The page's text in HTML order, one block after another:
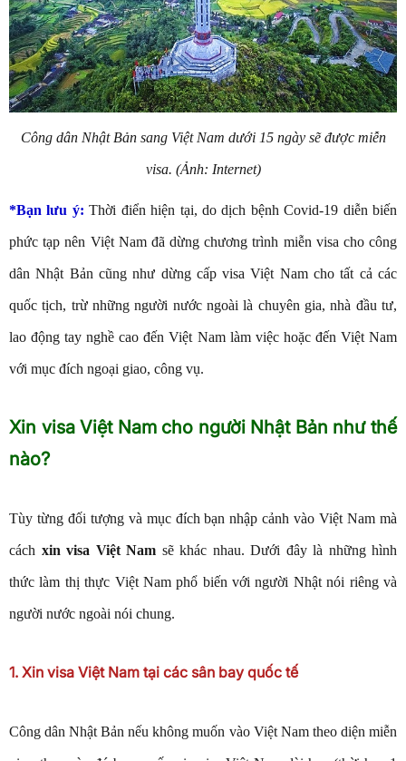
Công dân Nhật Bản sang Việt Nam dưới 15 ngày sẽ được miễn
visa. (Ảnh: Internet)
*Bạn lưu ý: Thời điển hiện tại, do dịch bệnh Covid-19 diễn biến
phức tạp nên Việt Nam đã dừng chương trình miễn visa cho công
dân Nhật Bản cũng như dừng cấp visa Việt Nam cho tất cả các
quốc tịch, trừ những người nước ngoài là chuyên gia, nhà đầu tư,
lao động tay nghề cao đến Việt Nam làm việc hoặc đến Việt Nam
với mục đích ngoại giao, công vụ.
Xin visa Việt Nam cho người Nhật Bản như thế
nào?
Tùy từng đối tượng và mục đích bạn nhập cảnh vào Việt Nam mà
cách xin visa Việt Nam sẽ khác nhau. Dưới đây là những hình
thức làm thị thực Việt Nam phổ biến với người Nhật nói riêng và
người nước ngoài nói chung.
1. Xin visa Việt Nam tại các sân bay quốc tế
Công dân Nhật Bản nếu không muốn vào Việt Nam theo diện miễn